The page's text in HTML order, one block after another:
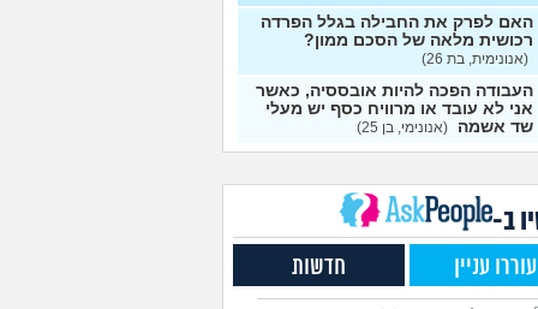
אני יכול להתעשר על ידי
עסק בעצמי מאפס?
4
עצות
לבזבז יותר מידי, זה
לחיות ככה? (אוהב לבזבז,
4
עצות
31)
טיפ בקופה - זה הגיוני?
לקבל ירושה, מה לעשות
(אנונימית, בת 24) עצות
האם לפרק את החבילה בגלל הפרדה
רכושית מלאה של הסכם ממון?
(אנונימית, בת 26)
העבודה הפכה להיות אובססיה, כאשר
אני לא עובד או מרוויח כסף יש מעלי
שד אשמה (אנונימי, בן 25)
ב-
עוררו עניין חדשות